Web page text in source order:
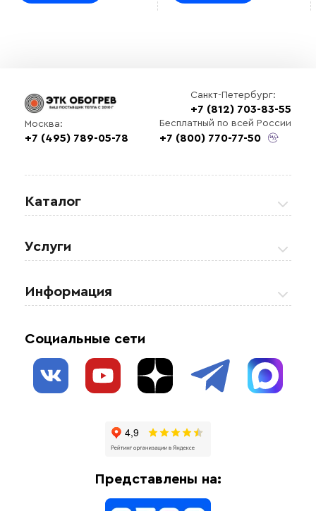
Санкт-Петербург:
+7 (812) 703-83-55
Москва:
+7 (495) 789-05-78
Бесплатный по всей России
+7 (800) 770-77-50
Каталог
Регулирующая аппаратура
Взрывозащищенное оборудование
Системы защиты от протечки
Отопительное оборудование
Услуги
Обогрев резервуаров
Обогрев трубопроводов
Информация
Блог
Социальные сети
Представлены на: